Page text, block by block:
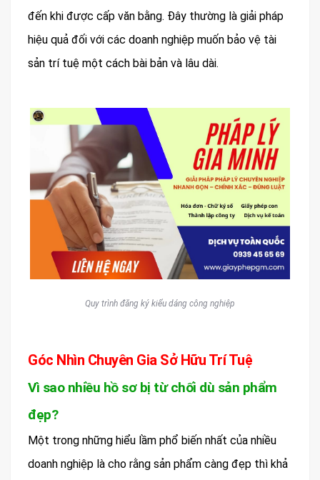
đến khi được cấp văn bằng. Đây thường là giải pháp
hiệu quả đối với các doanh nghiệp muốn bảo vệ tài
sản trí tuệ một cách bài bản và lâu dài.
Quy trình đăng ký kiểu dáng công nghiệp
Góc Nhìn Chuyên Gia Sở Hữu Trí Tuệ
Vì sao nhiều hồ sơ bị từ chối dù sản phẩm
đẹp?
Một trong những hiểu lầm phổ biến nhất của nhiều
doanh nghiệp là cho rằng sản phẩm càng đẹp thì khả